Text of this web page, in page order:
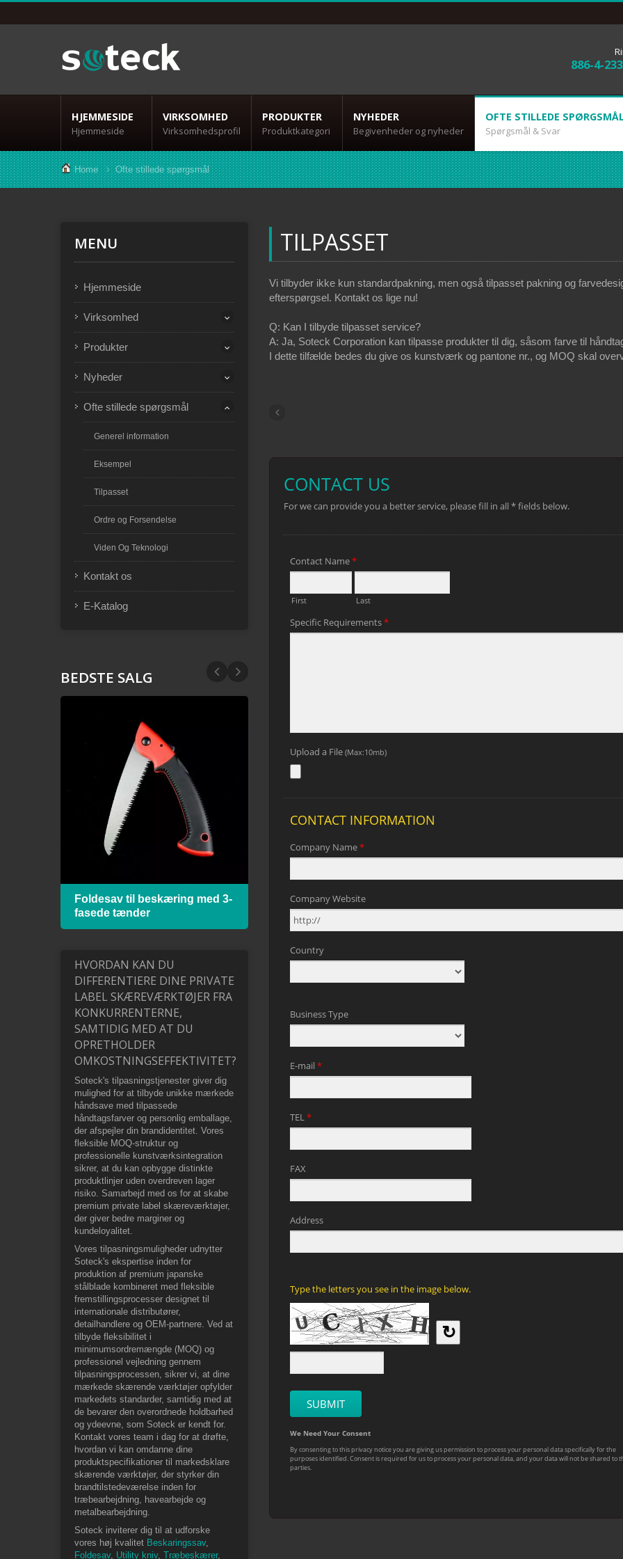
886-4-
HJEMMESIDE
Hjemmeside
VIRKSOMHED
Virksomhedsprofil
PRODUKTER
Produktkategori
NYHEDER
Begivenheder og nyheder
OFTE STILLEDE
Spørgsmål & Svar
Home Ofte stillede spørgsmål
MENU
Hjemmeside
Virksomhed
Produkter
Nyheder
Ofte stillede spørgsmål
Generel information
Eksempel
Tilpasset
Ordre og Forsendelse
Viden Og Teknologi
Kontakt os
E-Katalog
BEDSTE SALG
Foldesav til beskæring med 3-
fasede tænder
Metalsavramme med HSS
bimetalblad
udskifteligt blad
HVORDAN KAN DU
DIFFERENTIERE DINE PRIVATE
LABEL SKÆREVÆRKTØJER FRA
KONKURRENTERNE,
SAMTIDIG MED AT DU
OPRETHOLDER
OMKOSTNINGSEFFEKTIVITET?
Soteck's tilpasningstjenester giver dig
mulighed for at tilbyde unikke mærkede
håndsave med tilpassede
håndtagsfarver og personlig emballage,
der afspejler din brandidentitet. Vores
fleksible MOQ-struktur og
professionelle kunstværksintegration
sikrer, at du kan opbygge distinkte
produktlinjer uden overdreven lager
risiko. Samarbejd med os for at skabe
premium private label skæreværktøjer,
der giver bedre marginer og
kundeloyalitet.
Vores tilpasningsmuligheder udnytter
Soteck's ekspertise inden for
produktion af premium japanske
stålblade kombineret med fleksible
fremstillingsprocesser designet til
internationale distributører,
detailhandlere og OEM-partnere. Ved at
tilbyde fleksibilitet i
minimumsordremængde (MOQ) og
professionel vejledning gennem
tilpasningsprocessen, sikrer vi, at dine
mærkede skærende værktøjer opfylder
markedets standarder, samtidig med at
de bevarer den overordnede holdbarhed
og ydeevne, som Soteck er kendt for.
Kontakt vores team i dag for at drøfte,
hvordan vi kan omdanne dine
produktspecifikationer til markedsklare
skærende værktøjer, der styrker din
brandtilstedeværelse inden for
træbearbejdning, havearbejde og
metalbearbejdning.
Soteck inviterer dig til at udforske
vores høj kvalitet Beskaringssav,
Foldesav, Utility kniv, Træbeskærer,
TILPASSET
Vi tilbyder ikke kun standardpakning, men også tilpasset pakning og
efterspørgsel. Kontakt os lige nu!
Q: Kan I tilbyde tilpasset service?
A: Ja, Soteck Corporation kan tilpasse produkter til dig, såsom farve til
I dette tilfælde bedes du give os kunstværk og pantone nr., og MOQ skal